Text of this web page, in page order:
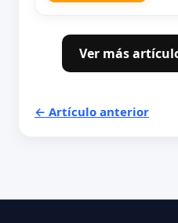
Ver más
← Artículo anterior